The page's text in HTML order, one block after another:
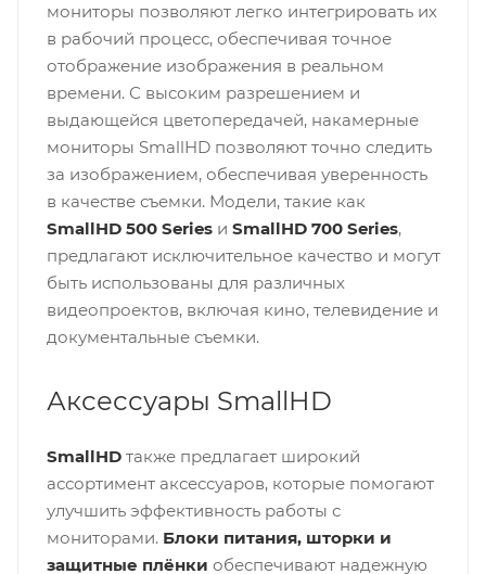
мониторы позволяют легко интегрировать их
в рабочий процесс, обеспечивая точное
отображение изображения в реальном
времени. С высоким разрешением и
выдающейся цветопередачей, накамерные
мониторы SmallHD позволяют точно следить
за изображением, обеспечивая уверенность
в качестве съемки. Модели, такие как
SmallHD 500 Seriesи SmallHD 700 Series,
предлагают исключительное качество и могут
быть использованы для различных
видеопроектов, включая кино, телевидение и
документальные съемки.
Аксессуары SmallHD
SmallHDтакже предлагает широкий
ассортимент аксессуаров, которые помогают
улучшить эффективность работы с
мониторами. Блоки питания, шторки и
защитные плёнки обеспечивают надежную